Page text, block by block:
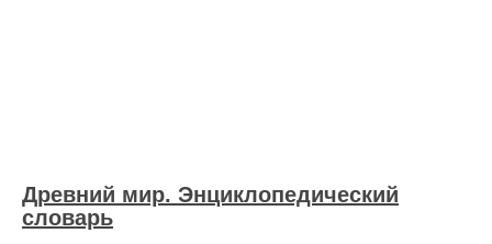
Древний мир. Энциклопедический
словарь